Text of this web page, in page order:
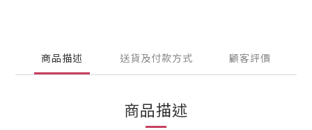
商品描述 送貨及付款方式 顧客評價
商品描述